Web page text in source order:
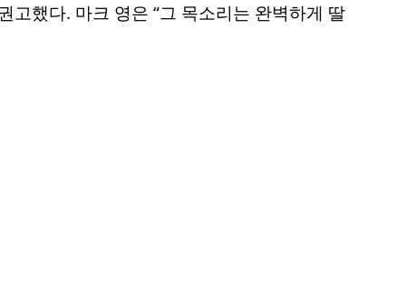
고했다. 마크 영은 “그 목소리는 완벽하게 딸